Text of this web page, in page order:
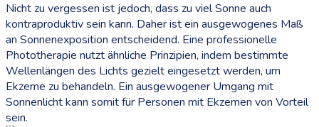
Nicht zu vergessen ist jedoch, dass zu viel Sonne auch
kontraproduktiv sein kann. Daher ist ein ausgewogenes Maß
an Sonnenexposition entscheidend. Eine professionelle
Phototherapie nutzt ähnliche Prinzipien, indem bestimmte
Wellenlängen des Lichts gezielt eingesetzt werden, um
Ekzeme zu behandeln. Ein ausgewogener Umgang mit
Sonnenlicht kann somit für Personen mit Ekzemen von Vorteil
sein.